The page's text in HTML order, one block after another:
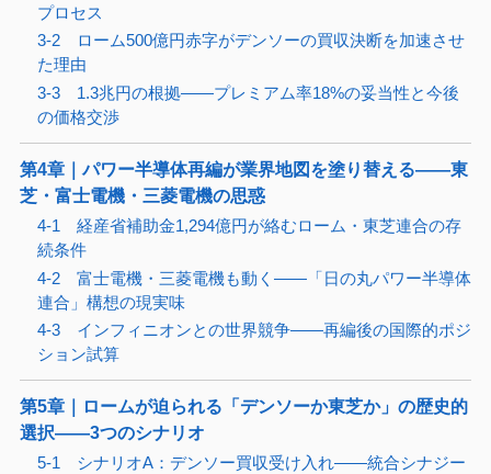
プロセス
3-2 ローム500億円赤字がデンソーの買収決断を加速させ
た理由
3-3 1.3兆円の根拠——プレミアム率18%の妥当性と今後
の価格交渉
第4章｜パワー半導体再編が業界地図を塗り替える——東
芝・富士電機・三菱電機の思惑
4-1 経産省補助金1,294億円が絡むローム・東芝連合の存
続条件
4-2 富士電機・三菱電機も動く——「日の丸パワー半導体
連合」構想の現実味
4-3 インフィニオンとの世界競争——再編後の国際的ポジ
ション試算
第5章｜ロームが迫られる「デンソーか東芝か」の歴史的
選択——3つのシナリオ
5-1 シナリオA：デンソー買収受け入れ——統合シナジー